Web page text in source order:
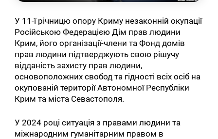
У 11-ї річницю опору Криму незаконній окупації
Російською Федерацією Дім прав людини
Крим, його організації-члени та Фонд домів
прав людини підтверджують свою рішучу
відданість захисту прав людини,
основоположних свобод та гідності всіх осіб на
окупованій території Автономної Республіки
Крим та міста Севастополя.
У 2024 році ситуація з правами людини та
міжнародним гуманітарним правом в